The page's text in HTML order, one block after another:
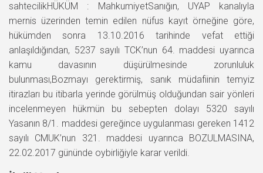
sahtecilikHÜKÜM : MahkumiyetSanığın, UYAP kanalıyla
mernis üzerinden temin edilen nüfus kayıt örneğine göre,
hükümden sonra 13.10.2016 tarihinde vefat ettiği
anlaşıldığından, 5237 sayılı TCK’nun 64. maddesi uyarınca
kamu davasının düşürülmesinde zorunluluk
bulunması,Bozmayı gerektirmiş, sanık müdafiinin temyiz
itirazları bu itibarla yerinde görülmüş olduğundan sair yönleri
incelenmeyen hükmün bu sebepten dolayı 5320 sayılı
Yasanın 8/1. maddesi gereğince uygulanması gereken 1412
sayılı CMUK’nun 321. maddesi uyarınca BOZULMASINA,
22.02.2017 gününde oybirliğiyle karar verildi.